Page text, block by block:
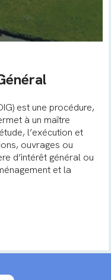
est une procédure,
à un maître
l’exécution et
ouvrages ou
d’intérêt général ou
et la